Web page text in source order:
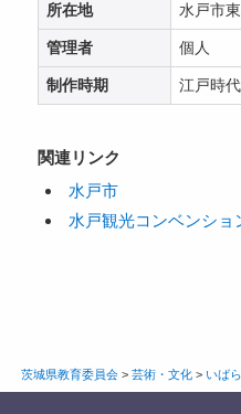
所在地 水戸市
管理者 個人
制作時期 江戸時代
関連リンク
水戸市
水戸観光コンベンショ
茨城県教育委員会> 芸術・文化> いば